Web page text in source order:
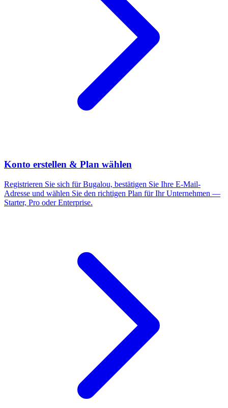
Konto erstellen & Plan wählen
Registrieren Sie sich für Bugalou, bestätigen Sie Ihre E-Mail-
Adresse und wählen Sie den richtigen Plan für Ihr Unternehmen —
Starter, Pro oder Enterprise.